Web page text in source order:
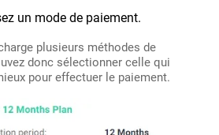
un mode de paiement.
plusieurs méthodes de
donc sélectionner celle qui
pour effectuer le paiement.